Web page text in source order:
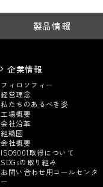
製品情報
企業情報
フィロソフィー
経営理念
私たちのあるべき姿
工場概要
会社沿革
組織図
会社概要
ISO9001取得について
SDGsの取り組み
お問い合わせ用コールセンタ
ー